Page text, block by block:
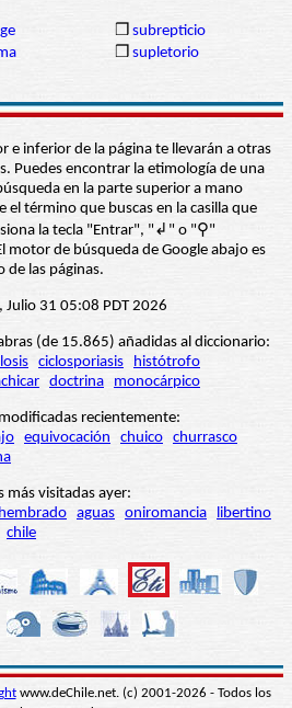
❒ subrepticio
❒ supletorio
e inferior de la página te llevarán a otras
Puedes encontrar la etimología de una
en la parte superior a mano
el término que buscas en la casilla que
la tecla "Entrar", "↲" o "⚲"
motor de búsqueda de Google abajo es
de las páginas.
Julio 31 05:08 PDT 2026
(de 15.865) añadidas al diccionario:
ciclosporiasis
histótrofo
doctrina monocárpico
recientemente:
equivocación chuico churrasco
más visitadas ayer:
aguas oniromancia
libertino
chile
www.deChile.net. (c) 2001-2026 - Todos los